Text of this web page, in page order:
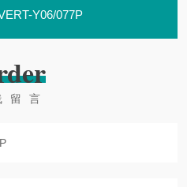
Y06/077P
留言